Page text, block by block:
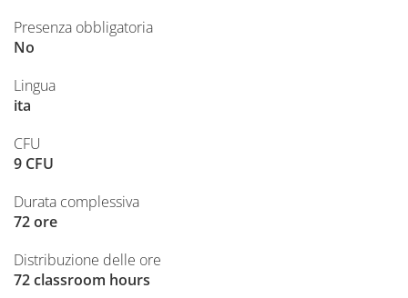
Presenza obbligatoria
No
Lingua
ita
CFU
9 CFU
Durata complessiva
72 ore
Distribuzione delle ore
72 classroom hours